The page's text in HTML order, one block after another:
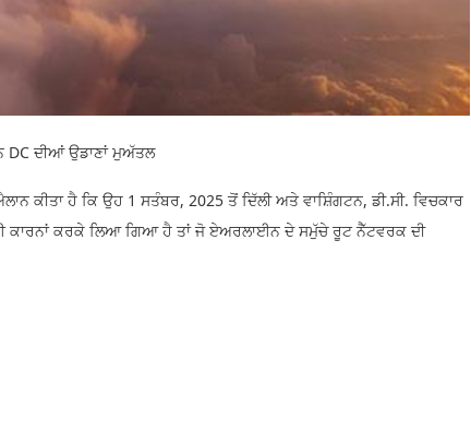
DC ਦੀਆਂ ਉਡਾਣਾਂ ਮੁਅੱਤਲ
ਕੀਤਾ ਹੈ ਕਿ ਉਹ 1 ਸਤੰਬਰ, 2025 ਤੋਂ ਦਿੱਲੀ ਅਤੇ ਵਾਸ਼ਿੰਗਟਨ, ਡੀ.ਸੀ. ਵਿਚਕਾਰ
ਕਰਕੇ ਲਿਆ ਗਿਆ ਹੈ ਤਾਂ ਜੋ ਏਅਰਲਾਈਨ ਦੇ ਸਮੁੱਚੇ ਰੂਟ ਨੈੱਟਵਰਕ ਦੀ